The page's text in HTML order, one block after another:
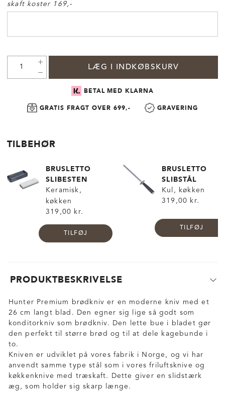
skaft koster 169,-
LÆG I INDKØBSKURV
BETAL MED KLARNA
GRATIS FRAGT OVER 699,- GRAVERING
TILBEHØR
BRUSLETTO
SLIBESTEN
Keramisk,
køkken
319,00 kr.
TILFØJ
BRUSLETTO
SLIBSTÅL
Kul, køkken
319,00 kr.
TILFØJ
PRODUKTBESKRIVELSE
Hunter Premium brødkniv er en moderne kniv med et
26 cm langt blad. Den egner sig lige så godt som
konditorkniv som brødkniv. Den lette bue i bladet gør
den perfekt til større brød og til at dele kagebunde i
to.
Kniven er udviklet på vores fabrik i Norge, og vi har
anvendt samme type stål som i vores friluftsknive og
køkkenknive med træskaft. Dette giver en slidstærk
æg, som holder sig skarp længe.